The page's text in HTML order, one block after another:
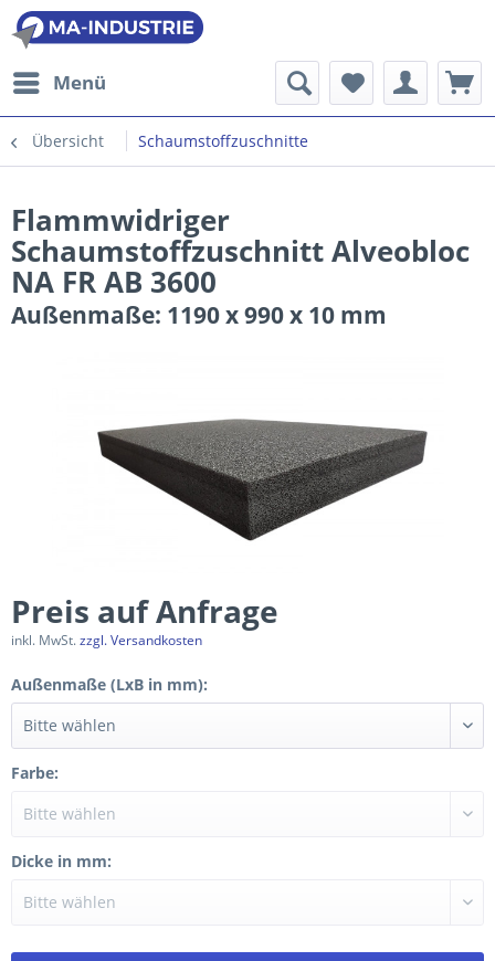
Menü
Übersicht Schaumstoffzuschnitte
Flammwidriger
Schaumstoffzuschnitt Alveobloc
NA FR AB 3600
Außenmaße: 1190 x 990 x 10 mm
Preis auf Anfrage
inkl. MwSt.zzgl. Versandkosten
Außenmaße (LxB in mm):
Farbe:
Dicke in mm: